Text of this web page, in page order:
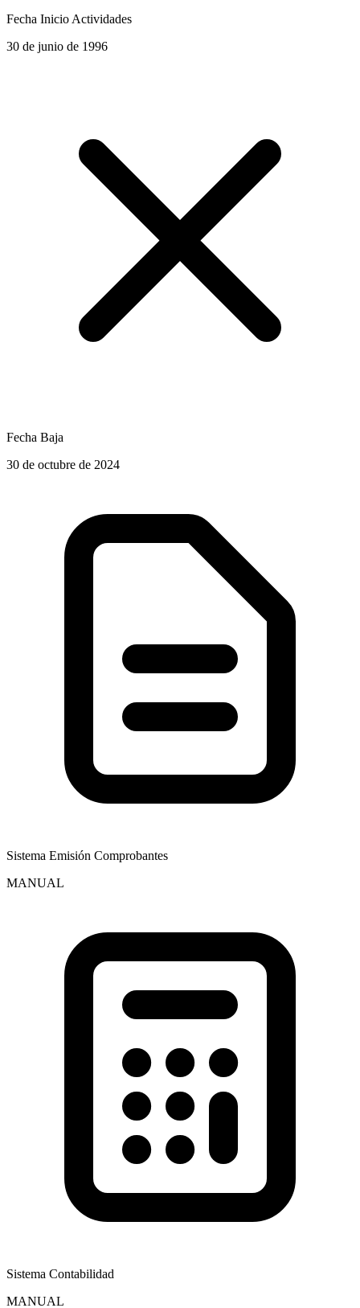
Fecha Inicio Actividades
30 de junio de 1996
Fecha Baja
30 de octubre de 2024
Sistema Emisión Comprobantes
MANUAL
Sistema Contabilidad
MANUAL